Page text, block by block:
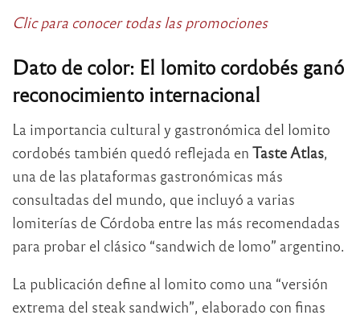
Clic para conocer todas las promociones
Dato de color: El lomito cordobés ganó
reconocimiento internacional
La importancia cultural y gastronómica del lomito
cordobés también quedó reflejada en Taste Atlas,
una de las plataformas gastronómicas más
consultadas del mundo, que incluyó a varias
lomiterías de Córdoba entre las más recomendadas
para probar el clásico “sandwich de lomo” argentino.
La publicación define al lomito como una “versión
extrema del steak sandwich”, elaborado con finas